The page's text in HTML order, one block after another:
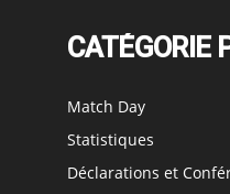
CATÉGORIE
Match Day
Statistiques
Déclarations et